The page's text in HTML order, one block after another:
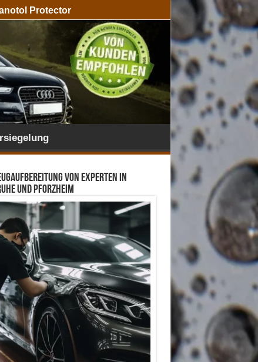
Protector
von Experten in
und Pforzheim